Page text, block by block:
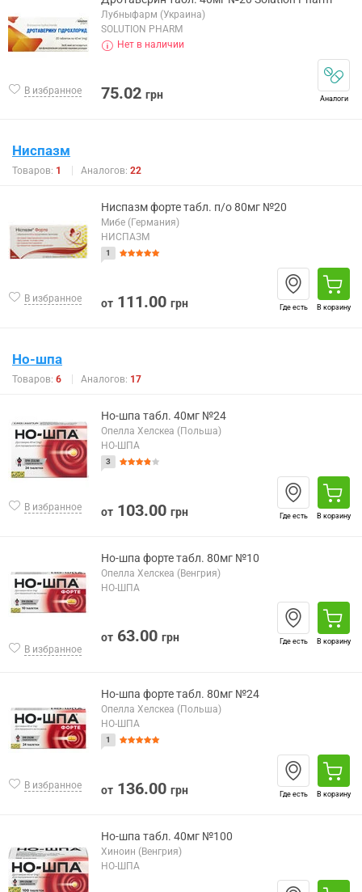
В избранное
Лубныфарм (Украина)
SOLUTION PHARM
Нет в наличии
75.02 грн Аналоги
Ниспазм
Товаров: 1 Аналогов: 22
В избранное
Ниспазм форте табл. п/о 80мг №20
Мибе (Германия)
НИСПАЗМ
1
от 111.00 грн Где есть В корзину
Но-шпа
Товаров: 6 Аналогов: 17
В избранное
Но-шпа табл. 40мг №24
Опелла Хелскеа (Польша)
НО-ШПА
3
от 103.00 грн Где есть В корзину
В избранное
Но-шпа форте табл. 80мг №10
Опелла Хелскеа (Венгрия)
НО-ШПА
от 63.00 грн Где есть В корзину
В избранное
Но-шпа форте табл. 80мг №24
Опелла Хелскеа (Польша)
НО-ШПА
1
от 136.00 грн Где есть В корзину
Но-шпа табл. 40мг №100
Хиноин (Венгрия)
НО-ШПА